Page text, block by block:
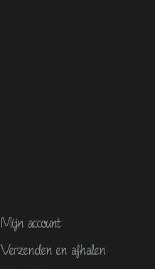
Mijn account
Verzenden en afhalen